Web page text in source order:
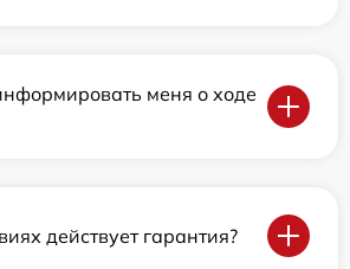
меня о ходе
действует гарантия?